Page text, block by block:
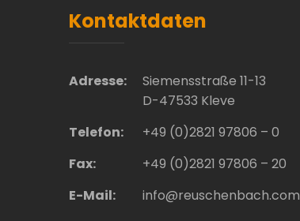
Kontaktdaten
Adresse:
Siemensstraße 11-13
D-47533 Kleve
Telefon:
+49 (0)2821 97806 – 0
Fax:
+49 (0)2821 97806 – 20
E-Mail:
info@reuschenbach.com